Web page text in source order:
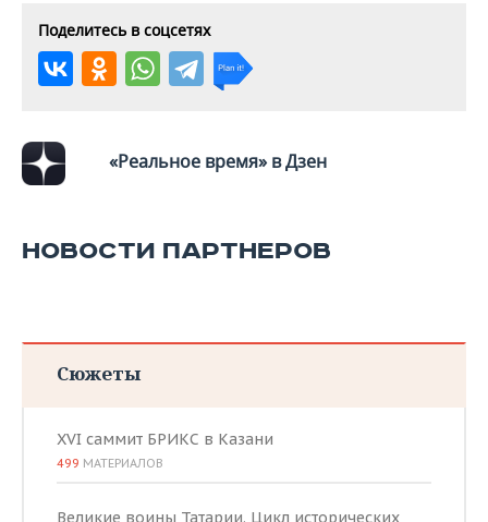
Поделитесь в соцсетях
«Реальное время» в Дзен
НОВОСТИ ПАРТНЕРОВ
Сюжеты
XVI саммит БРИКС в Казани
499 МАТЕРИАЛОВ
Великие воины Татарии. Цикл исторических